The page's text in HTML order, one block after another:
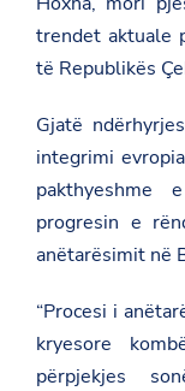
trendet aktuale
të Republikës
Gjatë
integrimi
pakthyeshme
progresin e
anëtarësimit në
“Procesi i
kryesore
përpjekjes